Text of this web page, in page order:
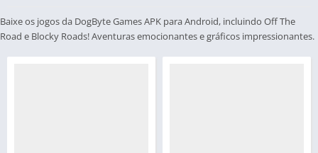
Baixe os jogos da DogByte Games APK para Android, incluindo Off The
Road e Blocky Roads! Aventuras emocionantes e gráficos impressionantes.